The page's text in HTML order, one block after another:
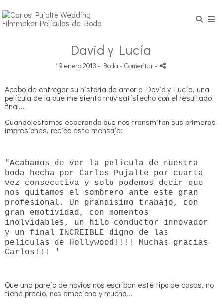
David y Lucía
19 enero 2013 - Boda - Comentar-
Acabo de entregar su historia de amor a David y Lucía, una
película de la que me siento muy satisfecho con el resultado
final...
Cuando estamos esperando que nos transmitan sus primeras
impresiones, recibo este mensaje:
"Acabamos de ver la pelicula de nuestra
boda hecha por Carlos Pujalte por cuarta
vez consecutiva y solo podemos decir que
nos quitamos el sombrero ante este gran
profesional. Un grandisimo trabajo, con
gran emotividad, con momentos
inolvidables, un hilo conductor innovador
y un final INCREIBLE digno de las
peliculas de Hollywood!!!! Muchas gracias
Carlos!!! "
Que una pareja de novios nos escriban este tipo de cosas, no
tiene precio, nos emociona y mucho...